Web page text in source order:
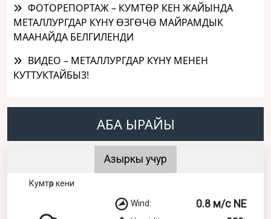
ФОТОРЕПОРТАЖ – КУМТӨР КЕН ЖАЙЫНДА
МЕТАЛЛУРГДАР КҮНҮ ӨЗГӨЧӨ МАЙРАМДЫК
МААНАЙДА БЕЛГИЛЕНДИ
ВИДЕО – МЕТАЛЛУРГДАР КҮНҮ МЕНЕН
КУТТУКТАЙБЫЗ!
АБА ЫРАЙЫ
Азыркы учур
Кумтөр кени
Wind: 0.8 м/с NE